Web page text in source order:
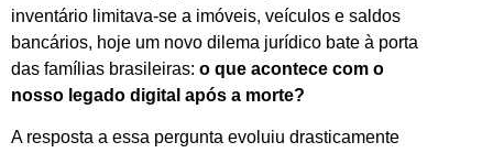
inventário limitava-se a imóveis, veículos e saldos
bancários, hoje um novo dilema jurídico bate à porta
das famílias brasileiras: o que acontece com o
nosso legado digital após a morte?
A resposta a essa pergunta evoluiu drasticamente